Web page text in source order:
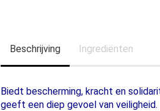
Beschrijving Ingrediënten
Biedt bescherming, kracht en
geeft een diep gevoel van veiligheid.